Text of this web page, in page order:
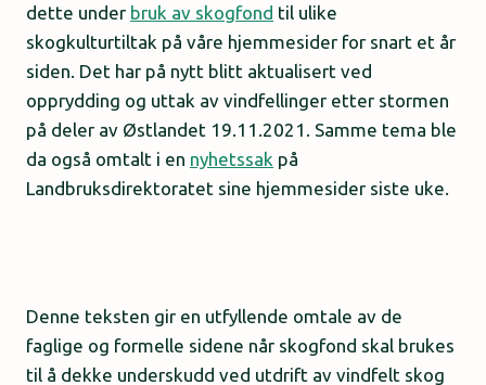
dette under bruk av skogfond til ulike
skogkulturtiltak på våre hjemmesider for snart et år
siden. Det har på nytt blitt aktualisert ved
opprydding og uttak av vindfellinger etter stormen
på deler av Østlandet 19.11.2021. Samme tema ble
da også omtalt i en nyhetssak på
Landbruksdirektoratet sine hjemmesider siste uke.
Denne teksten gir en utfyllende omtale av de
faglige og formelle sidene når skogfond skal brukes
til å dekke underskudd ved utdrift av vindfelt skog